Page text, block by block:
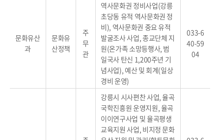
문화유산
과
문화유
산정책
주
무
관
역사문화권 정비사업(강릉
초당동 유적 역사문화권 정
비), 역사문화권 중요 유적
발굴조사 사업, 종교단체 지
원(온가족 소망등행사, 범
일국사 탄신 1,200주년 기
념사업), 예산 및 회계(일상
경비 운영)
033-6
40-59
04
강릉시 시사편찬 사업, 율곡
국학진흥원 운영지원, 율곡
이이연구사업 및 율곡평생
교육지원 사업, 비지정 문화